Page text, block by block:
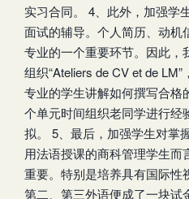
实习合同。 4、此外，加强学
面试的辅导。个人简历、动机
专业的一个重要环节。因此，
组织“Ateliers de CV et de
专业的学生讲解如何撰写合
个单元时间组织老同学进行经
拟。 5、最后，加强学生对掌
用法语授课的商科管理学生
重要。特别是培养具有国际性
第二、第三外语便成了一块试